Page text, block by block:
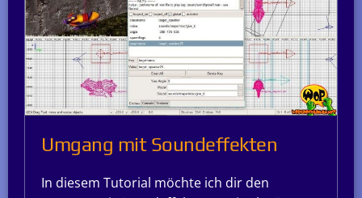
Umgang mit Soundeffekten
In diesem Tutorial möchte ich dir den